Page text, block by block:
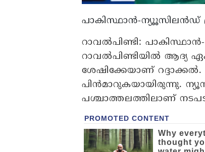
പാകിസ്ഥാന്‍-ന്യൂൂസിലന്‍ഡ്
റാവല്‍പിണ്ടി: പാകിസ്ഥാന്‍-
റാവല്‍പിണ്ടിയില്‍ ആദ്യ
ശേഷിക്കേയാണ്
പിന്‍മാറുകയായിരുന്നു.
പശ്ചാത്തലത്തിലാണ്